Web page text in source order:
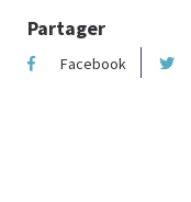
Partager
Facebook